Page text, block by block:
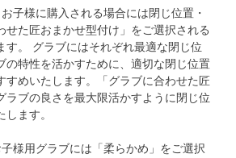
子様に購入される場合には閉じ位置・
せた匠おまかせ型付け」をご選択される
す。 グラブにはそれぞれ最適な閉じ位
の特性を活かすために、適切な閉じ位置
すめいたします。「グラブに合わせた匠
ラブの良さを最大限活かすように閉じ位
ます。
様用グラブには「柔らかめ」をご選択